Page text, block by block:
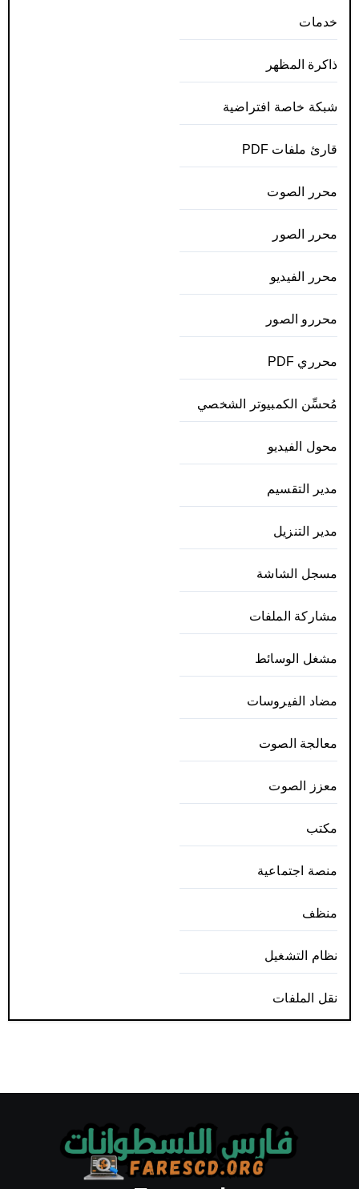
خدمات
ذاكرة المظهر
شبكة خاصة افتراضية
قارئ ملفات PDF
محرر الصوت
محرر الصور
محرر الفيديو
محررو الصور
محرري PDF
مُحسِّن الكمبيوتر الشخصي
محول الفيديو
مدير التقسيم
مدير التنزيل
مسجل الشاشة
مشاركة الملفات
مشغل الوسائط
مضاد الفيروسات
معالجة الصوت
معزز الصوت
مكتب
منصة اجتماعية
منظف
نظام التشغيل
نقل الملفات